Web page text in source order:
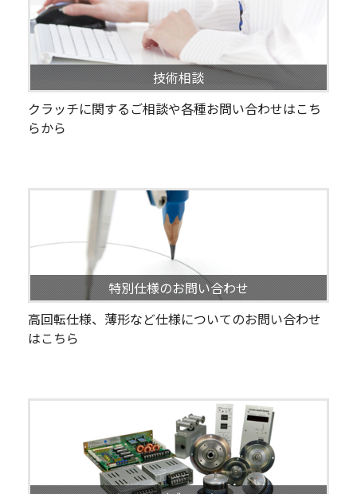
技術相談
クラッチに関するご相談や各種お問い合わせはこち
らから
特別仕様のお問い合わせ
高回転仕様、薄形など仕様についてのお問い合わせ
はこちら